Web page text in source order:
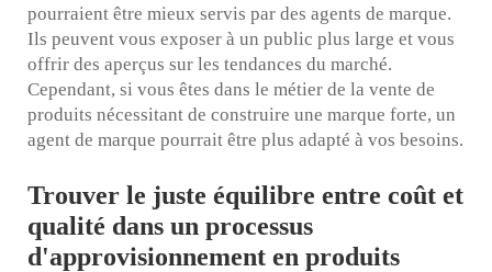
pourraient être mieux servis par des agents de marque.
Ils peuvent vous exposer à un public plus large et vous
offrir des aperçus sur les tendances du marché.
Cependant, si vous êtes dans le métier de la vente de
produits nécessitant de construire une marque forte, un
agent de marque pourrait être plus adapté à vos besoins.
Trouver le juste équilibre entre coût et
qualité dans un processus
d'approvisionnement en produits